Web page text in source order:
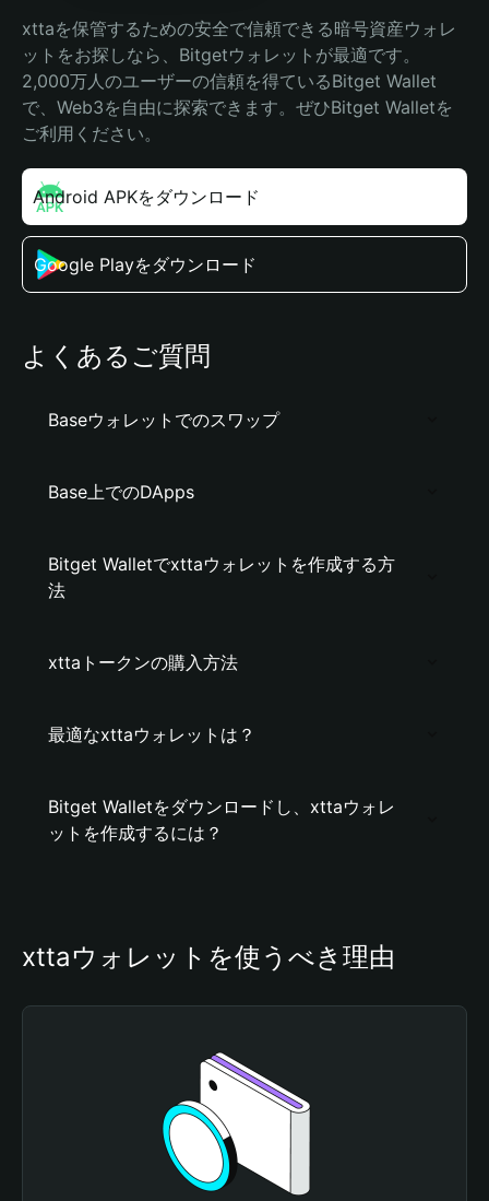
xttaを保管するための安全で信頼できる暗号資産ウォレ
ットをお探しなら、Bitgetウォレットが最適です。
2,000万人のユーザーの信頼を得ているBitget Wallet
で、Web3を自由に探索できます。ぜひBitget Walletを
ご利用ください。
Android APKをダウンロード
Google Playをダウンロード
よくあるご質問
Baseウォレットでのスワップ
Base上でのDApps
Bitget Walletでxttaウォレットを作成する方
法
xttaトークンの購入方法
最適なxttaウォレットは？
Bitget Walletをダウンロードし、xttaウォレ
ットを作成するには？
xttaウォレットを使うべき理由